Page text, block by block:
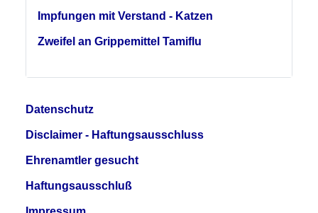
Impfungen mit Verstand - Katzen
Zweifel an Grippemittel Tamiflu
Datenschutz
Disclaimer - Haftungsausschluss
Ehrenamtler gesucht
Haftungsausschluß